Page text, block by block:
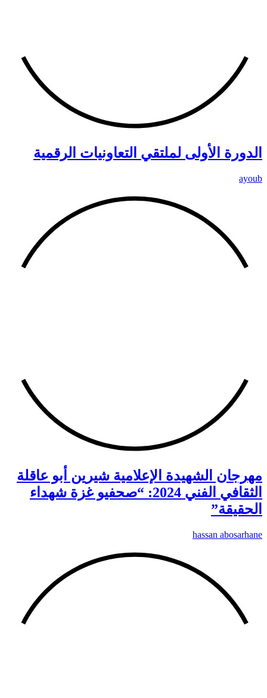
الدورة الأولى لملتقي التعاونيات الرقمية
ayoub
مهرجان الشهيدة الإعلامية شيرين أبو عاقلة
الثقافي الفني 2024: “صحفيو غزة شهداء
الحقيقة”
hassan abosarhane